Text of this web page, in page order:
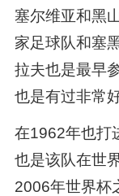
塞尔维亚和黑
家足球队和塞
拉夫也是最早
也是有过非常
在1962年也打
也是该队在世
2006年世界杯